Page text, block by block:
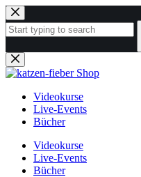
Zum
Inhalt
springen
Keine
Ergebnisse
Videokurse
Live-Events
Bücher
Videokurse
Live-Events
Bücher